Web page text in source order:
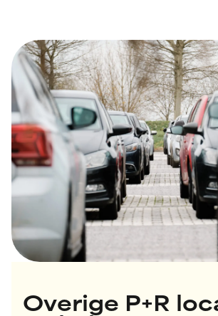
Overige P+R